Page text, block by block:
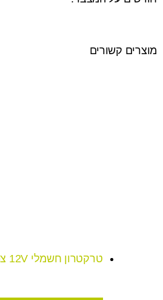
מוצרים קשורים
טרקטרון חשמלי 12V צהוב ספורטיבי